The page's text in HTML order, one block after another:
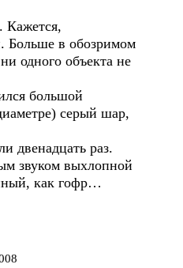
Кажется,
Больше в обозримом
одного объекта не
большой
серый шар,
двенадцать раз.
звуком выхлопной
как гофр…